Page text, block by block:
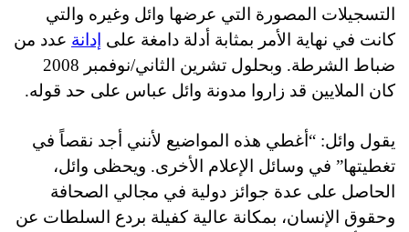
التسجيلات المصورة التي عرضها وائل وغيره والتي
كانت في نهاية الأمر بمثابة أدلة دامغة على إدانة عدد من
ضباط الشرطة. وبحلول تشرين الثاني/نوفمبر 2008
كان الملايين قد زاروا مدونة وائل عباس على حد قوله.
يقول وائل: “أغطي هذه المواضيع لأنني أجد نقصاً في
تغطيتها” في وسائل الإعلام الأخرى. ويحظى وائل،
الحاصل على عدة جوائز دولية في مجالي الصحافة
وحقوق الإنسان، بمكانة عالية كفيلة بردع السلطات عن